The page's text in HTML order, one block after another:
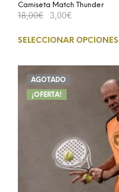
Camiseta Match Thunder
18,00€ 3,00€
SELECCIONAR OPCIONES
¡OFERTA!
AGOTADO